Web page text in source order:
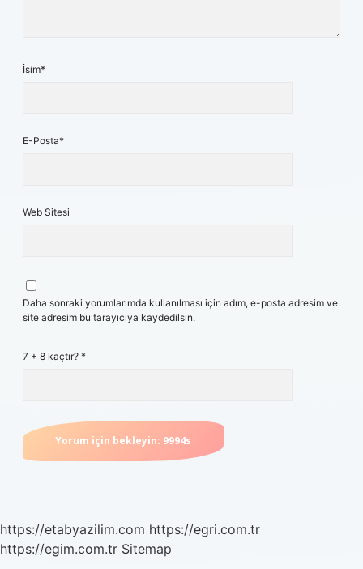
İsim*
E-Posta*
Web Sitesi
Daha sonraki yorumlarımda kullanılması için adım, e-posta adresim ve
site adresim bu tarayıcıya kaydedilsin.
7 + 8 kaçtır? *
https://etabyazilim.com https://egri.com.tr
https://egim.com.tr Sitemap